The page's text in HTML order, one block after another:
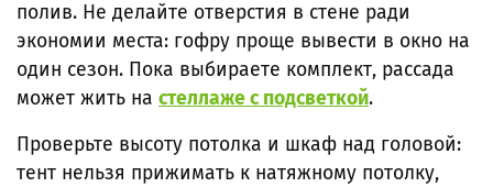
полив. Не делайте отверстия в стене ради
экономии места: гофру проще вывести в окно на
один сезон. Пока выбираете комплект, рассада
может жить на стеллаже с подсветкой.
Проверьте высоту потолка и шкаф над головой:
тент нельзя прижимать к натяжному потолку,